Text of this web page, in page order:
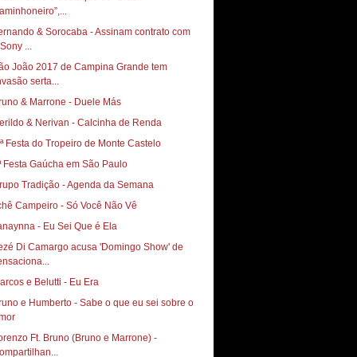
& Sorocaba - Assinam contrato com
...
João 2017 de Campina Grande tem
serta...
& Marrone - Duele Más
& Nerivan - Calcinha de Renda
Festa do Tropeiro de Monte Castelo
Festa Gaúcha em São Paulo
Tradição - Agenda da Semana
Campeiro - Só Você Não Vê
- Eu Sei Que é Ela
Di Camargo acusa 'Domingo Show' de
e Belutti - Eu Era
e Humberto - Sabe o que eu sei sobre o
Ft. Bruno (Bruno e Marrone) -